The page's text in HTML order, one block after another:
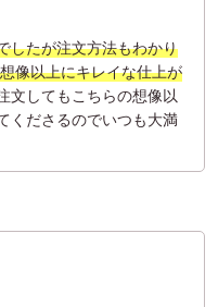
したが注文方法もわかり
像以上にキレイな仕上が
文してもこちらの想像以
くださるのでいつも大満